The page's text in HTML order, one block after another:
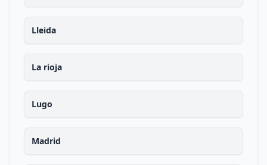
Lleida
La rioja
Lugo
Madrid